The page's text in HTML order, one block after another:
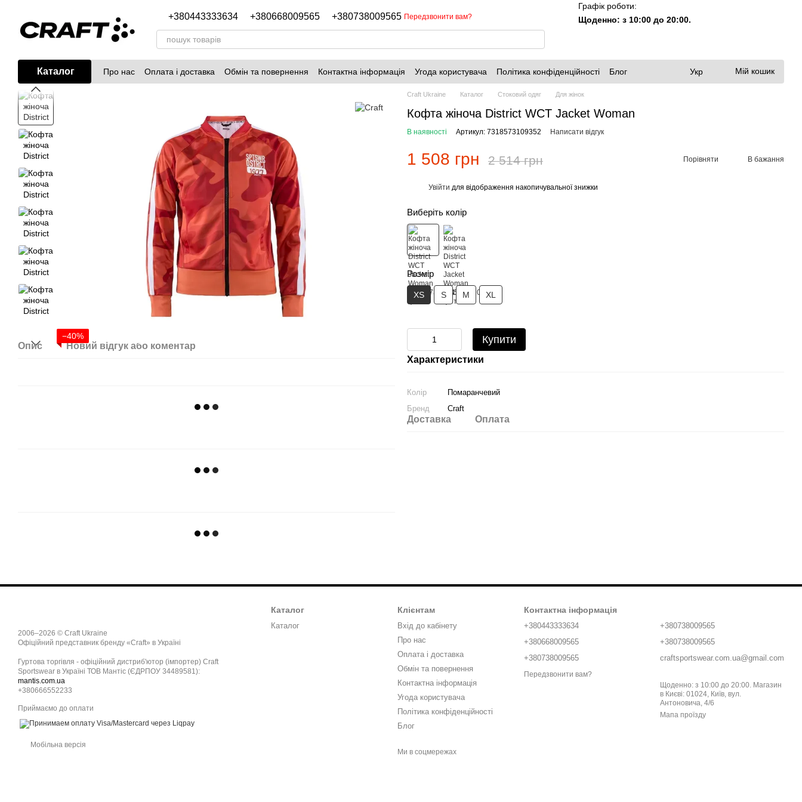
+380443333634 +380668009565 +380738009565 Передзвонити вам?
Графік роботи:
Щоденно: з 10:00 до 20:00.
Каталог Про нас Оплата і доставка Обмін та повернення Контактна інформація Угода користувача Політика конфіденційності Блог Укр Мій кошик
−40%
Опис Новий відгук або коментар
Craft Ukraine Каталог Стоковий одяг Для жінок
Кофта жіноча District WCT Jacket Woman
В наявності Артикул: 7318573109352 Написати відгук
1 508 грн 2 514 грн Порівняти В бажання
Увійти для відображення накопичувальної знижки
Виберіть колір
Розмір
XS S M XL
Купити
Характеристики
Колір
Помаранчевий
Бренд
Craft
Доставка Оплата
2006–2026 © Craft Ukraine
Офіційний представник бренду «Craft» в Україні
Гуртова торгівля - офіційний дистриб'ютор (імпортер) Craft
Sportswear в Україні ТОВ Мантіс (ЄДРПОУ 34489581):
mantis.com.ua
+380666552233
Приймаємо до оплати
Мобільна версія
Каталог
Каталог
Клієнтам
Вхід до кабінету
Про нас
Оплата і доставка
Обмін та повернення
Контактна інформація
Угода користувача
Політика конфіденційності
Блог
Ми в соцмережах
Контактна інформація
+380443333634
+380668009565
+380738009565
Передзвонити вам?
+380738009565
+380738009565
craftsportswear.com.ua@gmail.com
Щоденно: з 10:00 до 20:00. Магазин
в Києві: 01024, Київ, вул.
Антоновича, 4/6
Мапа проїзду